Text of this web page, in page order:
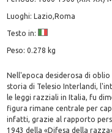
Luoghi: Lazio,Roma
Testo in:
Peso: 0.278 kg
Nell'epoca desiderosa di
storia di Telesio Interlandi,
le leggi razziali in Italia, fu
figura rimane centrale per
infatti, grazie al rapporto
1943 della «Difesa della